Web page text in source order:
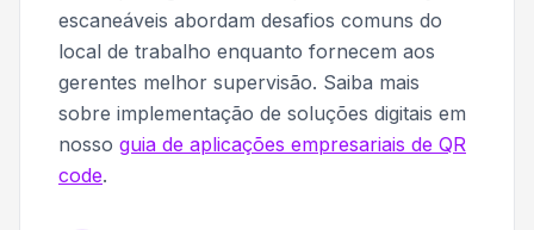
escaneáveis abordam desafios comuns do
local de trabalho enquanto fornecem aos
gerentes melhor supervisão. Saiba mais
sobre implementação de soluções digitais em
nosso guia de aplicações empresariais de QR
code.